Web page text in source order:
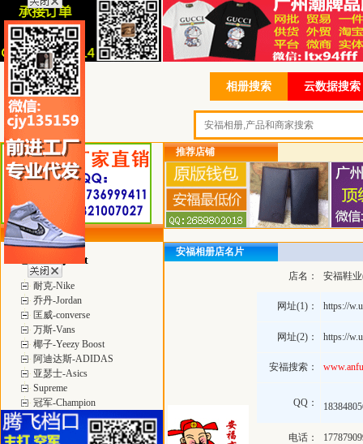
相册搜索 云数据搜
类目详细分类
当季热门 Hot
耐克-Nike
乔丹-Jordan
匡威-converse
万斯-Vans
椰子-Yeezy Boost
阿迪达斯-ADIDAS
亚瑟士-Asics
Supreme
冠军-Champion
推荐店铺
安福相册店名片
店名： 安福鞋
网址(1)： https://
网址(2)： https://
安福搜索：
QQ：
电话：